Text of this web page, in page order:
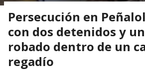
Persecución en
con dos detenidos y
robado dentro de un
regadío